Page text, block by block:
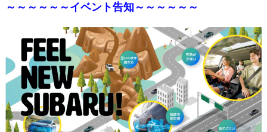
～～～～～～イベント告知～～～～～～